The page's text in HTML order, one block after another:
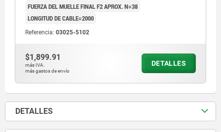
FUERZA DEL MUELLE FINAL F2 APROX. N=38
LONGITUD DE CABLE=2000
Referencia: 03025-5102
$1,899.91
más IVA.
más gastos de envío
DETALLES
DETALLES